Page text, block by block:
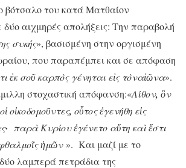
βότσαλο του κατά Ματθαίον
αιχμηρές απολήξεις: Την παραβολή
συκής», βασισμένη στην οργισμένη
που παραπέμπει και σε απόφαση
ἐκ σοῦ καρπὸς γένηται εἰς τὸναἰῶνα».
στοχαστική απόφανση:«Λίθον, ὃν
οἱοἰκοδομοῦντες, οὗτοςἐγενήθη εἰς
· παρὰΚυρίουἐγένετο αὕτη καὶἔστι
ῖςἡμῶν ». Και μαζί με το
λαμπερά πετράδια της